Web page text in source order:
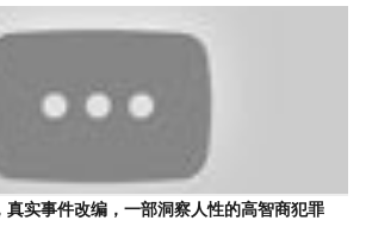
真实事件改编，一部洞察人性的高智商犯罪